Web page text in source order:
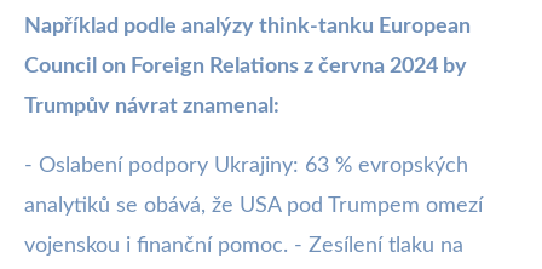
Například podle analýzy think-tanku European
Council on Foreign Relations z června 2024 by
Trumpův návrat znamenal:
- Oslabení podpory Ukrajiny: 63 % evropských
analytiků se obává, že USA pod Trumpem omezí
vojenskou i finanční pomoc. - Zesílení tlaku na